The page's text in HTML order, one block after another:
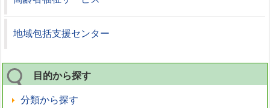
地域包括支援センター
目的から探す
分類から探す